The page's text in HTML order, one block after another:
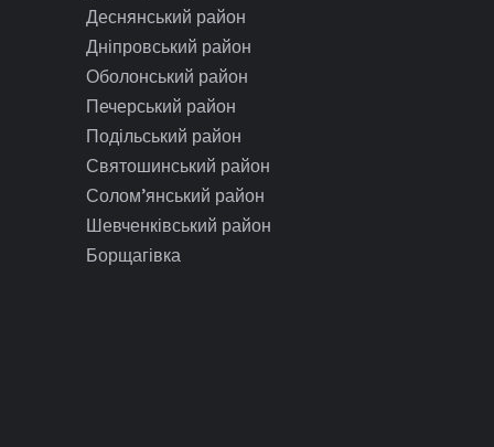
Деснянський район
Дніпровський район
Оболонський район
Печерський район
Подільський район
Святошинський район
Солом’янський район
Шевченківський район
Борщагівка